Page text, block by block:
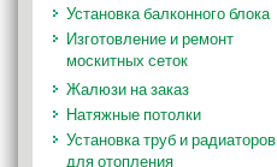
Установка балконного блока
Изготовление и ремонт
москитных сеток
Жалюзи на заказ
Натяжные потолки
Установка труб и радиаторов